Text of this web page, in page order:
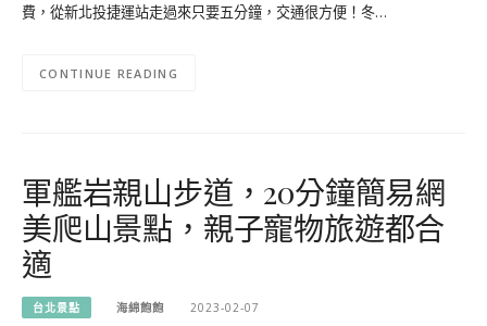
費，從新北投捷運站走過來只要五分鐘，交通很方便！冬…
CONTINUE READING
軍艦岩親山步道，20分鐘簡易網
美爬山景點，親子寵物旅遊都合
適
台北景點 海綿飽飽 2023-02-07